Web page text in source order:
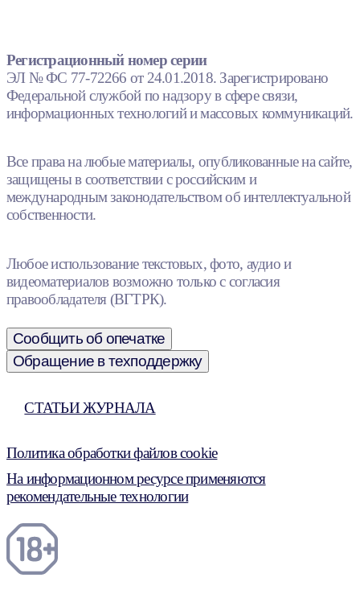
Регистрационный номер серии
ЭЛ № ФС 77-72266 от 24.01.2018. Зарегистрировано
Федеральной службой по надзору в сфере связи,
информационных технологий и массовых коммуникаций.
Все права на любые материалы, опубликованные на сайте,
защищены в соответствии с российским и
международным законодательством об интеллектуальной
собственности.
Любое использование текстовых, фото, аудио и
видеоматериалов возможно только с согласия
правообладателя (ВГТРК).
Сообщить об опечатке
Обращение в техподдержку
СТАТЬИ ЖУРНАЛА
Политика обработки файлов cookie
На информационном ресурсе применяются
рекомендательные технологии